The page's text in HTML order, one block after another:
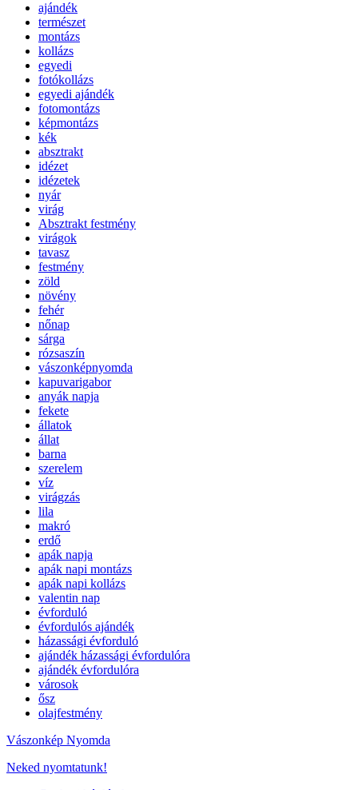
ajándék
természet
montázs
kollázs
egyedi
fotókollázs
egyedi ajándék
fotomontázs
képmontázs
kék
absztrakt
idézet
idézetek
nyár
virág
Absztrakt festmény
virágok
tavasz
festmény
zöld
növény
fehér
nőnap
sárga
rózsaszín
vászonképnyomda
kapuvarigabor
anyák napja
fekete
állatok
állat
barna
szerelem
víz
virágzás
lila
makró
erdő
apák napja
apák napi montázs
apák napi kollázs
valentin nap
évforduló
évfordulós ajándék
házassági évforduló
ajándék házassági évfordulóra
ajándék évfordulóra
városok
ősz
olajfestmény
Vászonkép Nyomda
Neked nyomtatunk!